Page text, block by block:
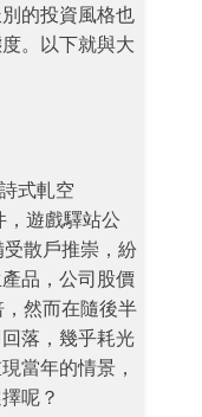
的投資風格也
。以下就與大
式軋空
，遊戲驛站公
散戶推崇，紛
品，公司股價
然而在隨後半
落，幾乎耗光
當年的情景，
呢？